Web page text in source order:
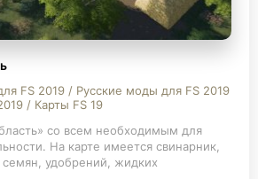
FS 2019 / Русские моды для FS 2019
/ Карты FS 19
со всем необходимым для
На карте имеется свинарник,
удобрений, жидких